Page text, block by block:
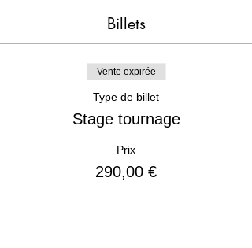
Billets
Vente expirée
Type de billet
Stage tournage
Prix
290,00 €